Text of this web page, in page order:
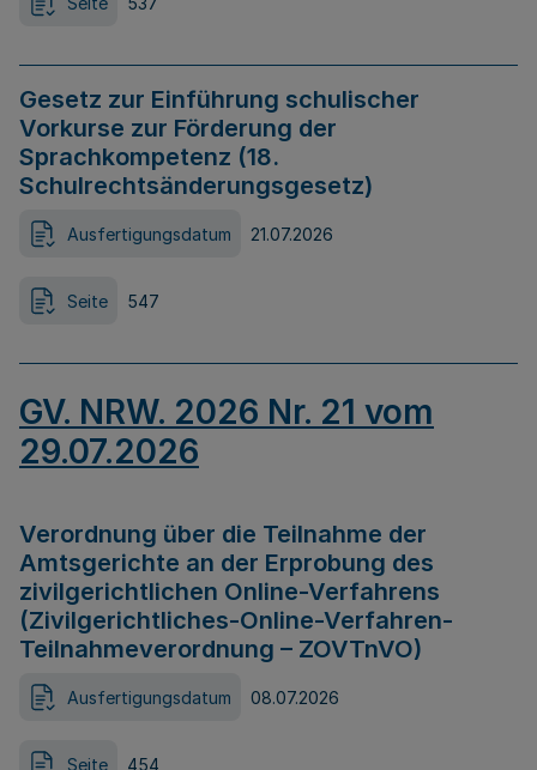
Gesetz zur Einführung schulischer
Vorkurse zur Förderung der
Sprachkompetenz (18.
Schulrechtsänderungsgesetz)
Ausfertigungsdatum 21.07.2026
Seite 547
GV. NRW. 2026 Nr. 21 vom
29.07.2026
Verordnung über die Teilnahme der
Amtsgerichte an der Erprobung des
zivilgerichtlichen Online-Verfahrens
(Zivilgerichtliches-Online-Verfahren-
Teilnahmeverordnung – ZOVTnVO)
Ausfertigungsdatum 08.07.2026
Seite 454